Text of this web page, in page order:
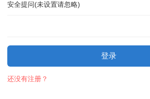
安全提问(未设置请忽略)
登录
还没有注册？